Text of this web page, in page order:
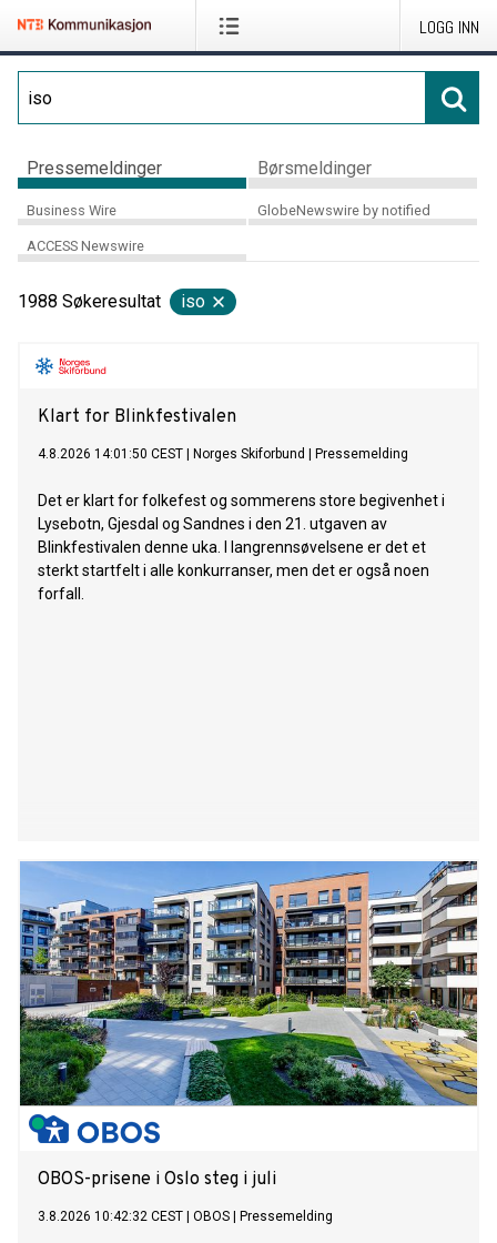
LOGG INN
Pressemeldinger Børsmeldinger
Business Wire GlobeNewswire by notified
ACCESS Newswire
1988 Søkeresultat iso
Klart for Blinkfestivalen
4.8.2026 14:01:50 CEST Norges Skiforbund Pressemelding
Det er klart for folkefest og sommerens store begivenhet i
Lysebotn, Gjesdal og Sandnes i den 21. utgaven av
Blinkfestivalen denne uka. I langrennsøvelsene er det et
sterkt startfelt i alle konkurranser, men det er også noen
forfall.
OBOS-prisene i Oslo steg i juli
3.8.2026 10:42:32 CEST OBOS Pressemelding